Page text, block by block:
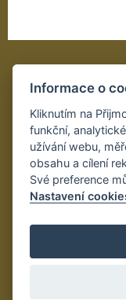
Informace o
Kliknutím na
funkční,
užívání webu,
obsahu a cílení
Své preference
Nastavení